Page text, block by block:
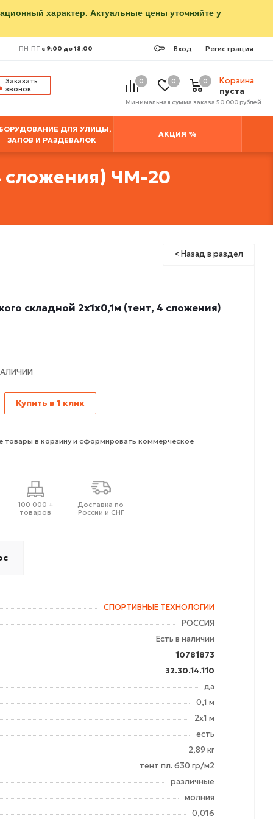
характер. Актуальные цены уточняйте у
Вход Регистрация
ПН-ПТ с 9:00 до 18:00
Заказать
звонок
0 0
Корзина
пуста
0
Минимальная сумма заказа 50 000 рублей
ДЛЯ УЛИЦЫ,
ЗАЛОВ И РАЗДЕВАЛОК
АКЦИЯ %
сложения) ЧМ-20
< Назад в раздел
складной 2х1х0,1м (тент, 4 сложения)
Купить в 1 клик
в корзину и сформировать коммерческое
100 000 +
товаров
Доставка по
России и СНГ
СПОРТИВНЫЕ ТЕХНОЛОГИИ
РОССИЯ
Есть в наличии
10781873
32.30.14.110
да
0,1 м
2х1 м
есть
2,89 кг
тент пл. 630 гр/м2
различные
молния
0,016